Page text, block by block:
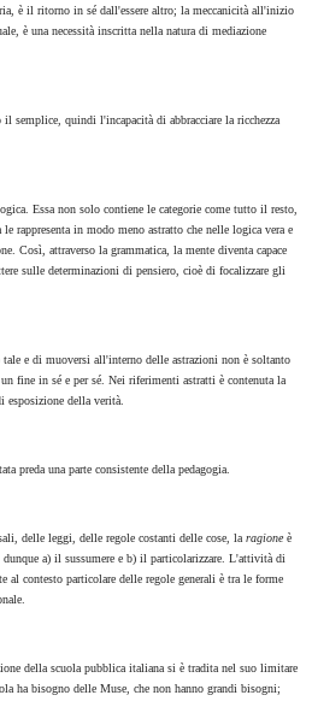
è il ritorno in sé dall'essere altro; la meccanicità all'inizio
è una necessità inscritta nella natura di mediazione
semplice, quindi l'incapacità di abbracciare la ricchezza
Essa non solo contiene le categorie come tutto il resto,
rappresenta in modo meno astratto che nelle logica vera e
Così, attraverso la grammatica, la mente diventa capace
sulle determinazioni di pensiero, cioè di focalizzare gli
e di muoversi all'interno delle astrazioni non è soltanto
fine in sé e per sé. Nei riferimenti astratti è contenuta la
esposizione della verità.
preda una parte consistente della pedagogia.
delle leggi, delle regole costanti delle cose, laragione è
dunque a) il sussumere e b) il particolarizzare. L'attività di
al contesto particolare delle regole generali è tra le forme
della scuola pubblica italiana si è tradita nel suo limitare
ha bisogno delle Muse, che non hanno grandi bisogni;